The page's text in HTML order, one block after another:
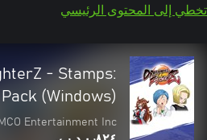
تخطي إلى المحتوى الرئيسي
- Stamps:
(Windows)
Entertainment Inc.